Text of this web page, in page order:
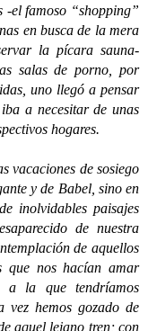
famoso “shopping”
en busca de la mera
la pícara sauna-
salas de porno, por
uno llegó a pensar
a necesitar de unas
hogares.
de sosiego
y de Babel, sino en
inolvidables paisajes
de nuestra
de aquellos
que nos hacían amar
a la que tendríamos
vez hemos gozado de
aquel lejano tren; con